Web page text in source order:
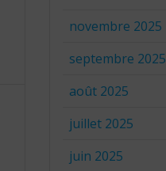
novembre 2025
septembre 2025
août 2025
juillet 2025
juin 2025